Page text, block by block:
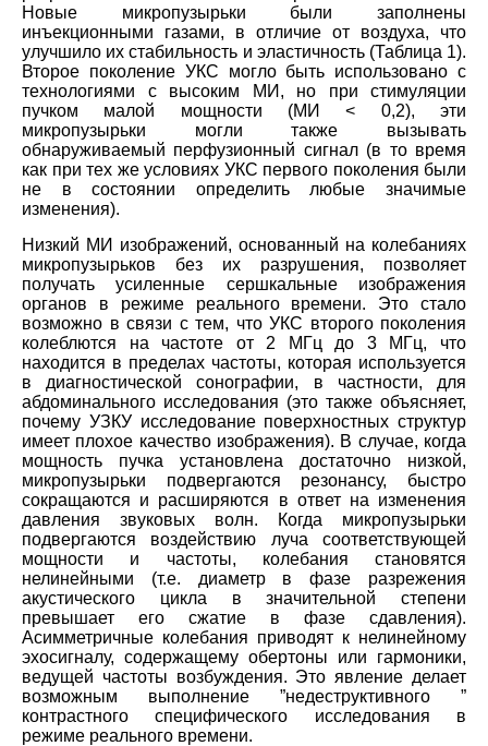
Новые микропузырьки были заполнены
инъекционными газами, в отличие от воздуха, что
улучшило их стабильность и эластичность (Таблица 1).
Второе поколение УКС могло быть использовано с
технологиями с высоким MИ, но при стимуляции
пучком малой мощности (МИ < 0,2), эти
микропузырьки могли также вызывать
обнаруживаемый перфузионный сигнал (в то время
как при тех же условиях УКС первого поколения были
не в состоянии определить любые значимые
изменения).
Низкий МИ изображений, основанный на колебаниях
микропузырьков без их разрушения, позволяет
получать усиленные сершкальные изображения
органов в режиме реального времени. Это стало
возможно в связи с тем, что УКС второго поколения
колеблются на частоте от 2 МГц до 3 МГц, что
находится в пределах частоты, которая используется
в диагностической сонографии, в частности, для
абдоминального исследования (это также объясняет,
почему УЗКУ исследование поверхностных структур
имеет плохое качество изображения). В случае, когда
мощность пучка установлена достаточно низкой,
микропузырьки подвергаются резонансу, быстро
сокращаются и расширяются в ответ на изменения
давления звуковых волн. Когда микропузырьки
подвергаются воздействию луча соответствующей
мощности и частоты, колебания становятся
нелинейными (т.е. диаметр в фазе разрежения
акустического цикла в значительной степени
превышает его сжатие в фазе сдавления).
Асимметричные колебания приводят к нелинейному
эхосигналу, содержащему обертоны или гармоники,
ведущей частоты возбуждения. Это явление делает
возможным выполнение ”недеструктивного ”
контрастного специфического исследования в
режиме реального времени.